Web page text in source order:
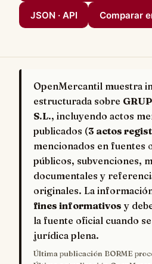
JSON · API Comparar
OpenMercantil muestra
estructurada sobre
S.L., incluyendo actos
publicados (3 actos
mencionados en fuentes
públicos, subvenciones,
documentales y
originales. La
fines informativos y
la fuente oficial cuando
jurídica plena.
Última publicación BORME